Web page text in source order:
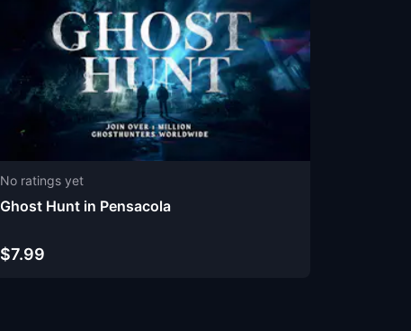
No ratings yet
Ghost Hunt in Pensacola
$7.99